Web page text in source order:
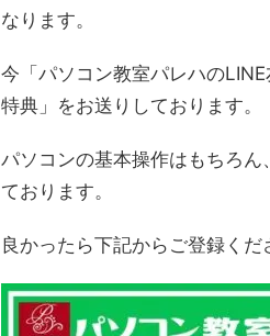
なります。
今「パソコン教室パレハの
特典」をお送りしております。
パソコンの基本操作はもちろ
ております。
良かったら下記からご登録くだ